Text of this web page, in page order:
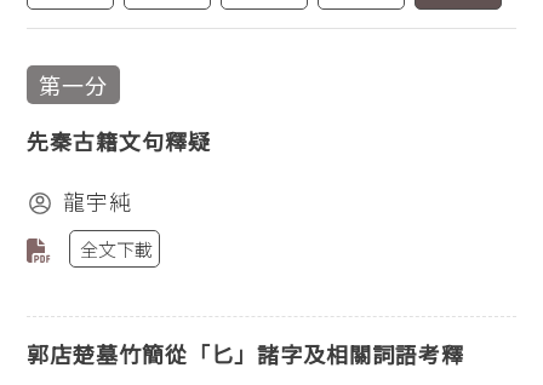
第一分
先秦古籍文句釋疑
龍宇純
全文下載
郭店楚墓竹簡從「匕」諸字及相關詞語考釋